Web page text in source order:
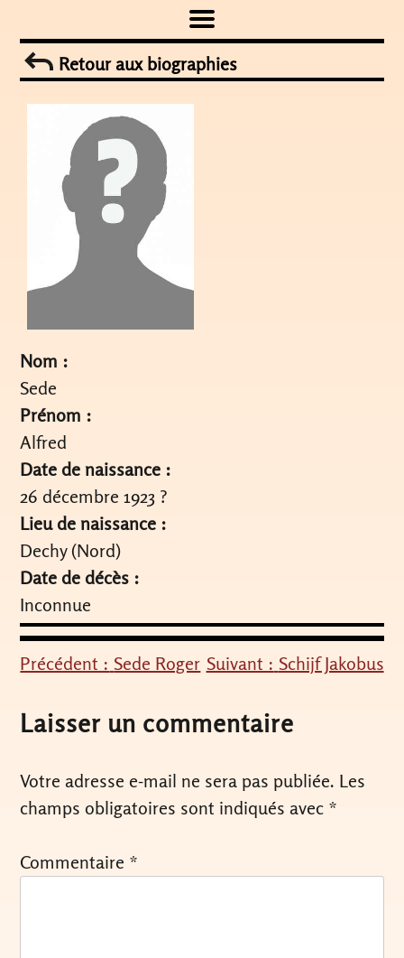
to
contentRetour aux biographies
Nom :
Sede
Prénom :
Alfred
Date de naissance :
26 décembre 1923 ?
Lieu de naissance :
Dechy (Nord)
Date de décès :
Inconnue
Navigation
de
Précédent : Sede Roger Suivant : Schijf Jakobus
Laisser un commentaire
Votre adresse e-mail ne sera pas publiée. Les
champs obligatoires sont indiqués avec *
Commentaire *